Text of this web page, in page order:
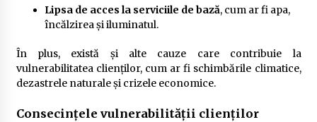
Lipsa de acces la serviciile de bază, cum ar fi apa,
încălzirea și iluminatul.
În plus, există și alte cauze care contribuie la
vulnerabilitatea clienților, cum ar fi schimbările climatice,
dezastrele naturale și crizele economice.
Consecințele vulnerabilității clienților